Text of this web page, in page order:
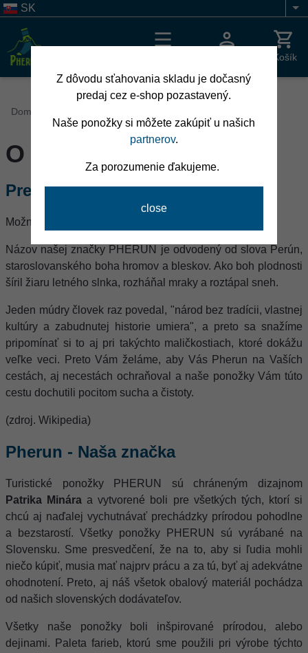
Skočiť
hlavný
obsah
SK
Košík
Breadcrumb
Domov
O nás
Prečo PHERUN?
Možno sa pýtate prečo PHERUN!
Názov našej značky PHERUN je odvodený od slova Perún,
staroslovanského boha hromov a bleskov. Ako boh plodnosti
šíril žiaru letného slnka, rozháňal mraky a roztápal sneh.
Jeden múdry človek raz povedal, "národ bez tradícii, vlastnej
kultúry a zabudnutej historie umiera", a preto sa snažíme
pripomínať si to aj pri takýchto maličkostiach, ktoré dokážu
veľke veci. Preto Vám želáme, aby Vás Pherun na Vaších
cestách, aj necestách ochraňoval a naše ponožky Vám túto
cestu dochutili pocitom sucha a čistoty.
(zdroj. Wikipedia)
Pherun - Naša značka
Turistické ponožky PHERUN sú chráneným dizajnom
Patrika Minára a vytvorené boli pre všetkých tých, ktorí si
chcú aj naďalej vychutnávať prechádzky prírodou pohodlne
a bezstarostí. Všetky ponožky PHERUN sú vyrábané na
Slovensku. Sme presvedčení, že na to, aby si ľudia mohli
niečo kúpiť, musia mať najprv prácu a za tú, byť aj adekvátne
ohodnotení. Preto, aj náš všetok obalový materiál pochádza
od našich slovenských dodávateľov.
Všetky naše ponožky boli inšpirované prírodou, alebo
dejinami. Paleta farieb, ktorú sme použili pri výrobe týchto
Z dôvodu sťahovania skladu je dočasný
predaj cez e-shop pozastavený.
Naše ponožky si môžete zakúpiť u našich
partnerov.
Za porozumenie ďakujeme.